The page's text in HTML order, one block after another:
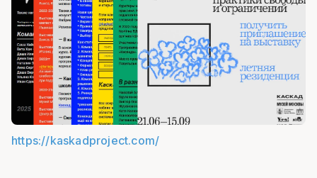
https://kaskadproject.com/